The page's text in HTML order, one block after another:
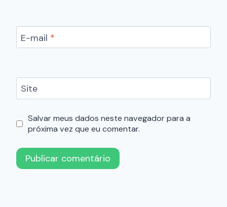
E-mail *
Site
Salvar meus dados neste navegador para a
próxima vez que eu comentar.